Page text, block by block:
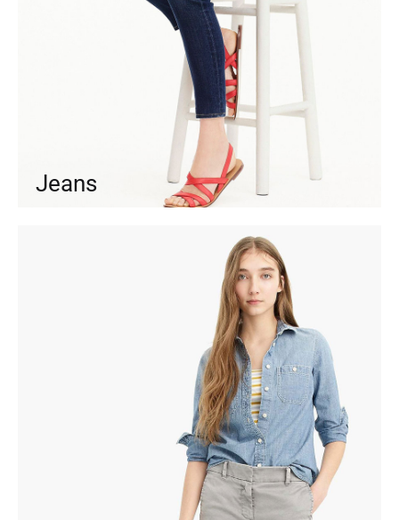
Jeans